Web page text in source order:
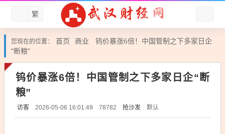
繁
您现在的位置： 首页 商业
钨价暴涨6倍！中国管制之下多家日企
“断粮”
钨价暴涨6倍！中国管制之下多家日企“断
粮”
访客 2026-05-06 16:01:49 78782 抢沙发 默认